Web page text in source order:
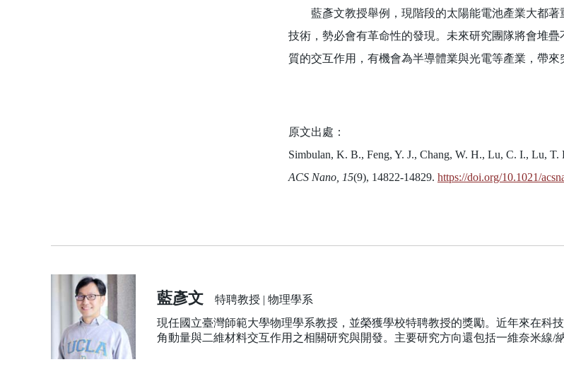
藍彥文教授舉例，現階段的太陽能電池產業大都著
技術，勢必會有革命性的發現。未來研究團隊將會堆
質的交互作用，有機會為半導體業與光電等產業，帶來
原文出處：
Simbulan, K. B., Feng, Y. J., Chang, W. H., Lu, C. I., Lu,
ACS Nano, 15(9), 14822-14829. https://doi.org/10.1021/
藍彥文
特聘教授 | 物理學系
現任國立臺灣師範大學物理學系教授，並榮獲學校特聘教授的獎勵。近年來在科
角動量與二維材料交互作用之相關研究與開發。主要研究方向還包括一維奈米線/